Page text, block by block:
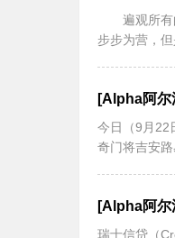
遍观所有的
步步为营，
[Alpha阿尔
今日（9月22
奇门将吉安
[Alpha阿尔
瑞士信贷（